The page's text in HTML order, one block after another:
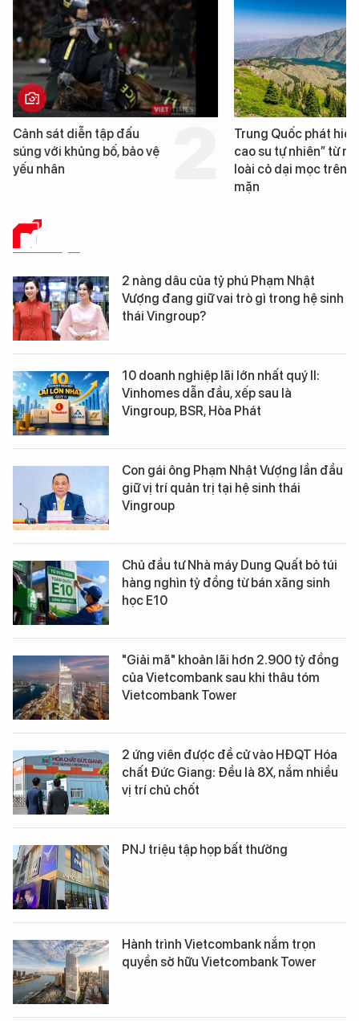
Trung Quốc phát hiện “mỏ
cao su tự nhiên” từ một
loài cỏ dại mọc trên đất
Loạt dự án bất động
Đà Nẵng sắp bị kiểm
DỮ LIỆU
2 nàng dâu của tỷ phú Phạm Nhật
Vượng đang giữ vai trò gì trong hệ sinh
thái Vingroup?
10 doanh nghiệp lãi lớn nhất quý II:
Vinhomes dẫn đầu, xếp sau là
Vingroup, BSR, Hòa Phát
Con gái ông Phạm Nhật Vượng lần đầu
giữ vị trí quản trị tại hệ sinh thái
Vingroup
Chủ đầu tư Nhà máy Dung Quất bỏ túi
hàng nghìn tỷ đồng từ bán xăng sinh
học E10
"Giải mã" khoản lãi hơn 2.900 tỷ đồng
của Vietcombank sau khi thâu tóm
Vietcombank Tower
2 ứng viên được đề cử vào HĐQT Hóa
chất Đức Giang: Đều là 8X, nắm nhiều
vị trí chủ chốt
PNJ triệu tập họp bất thường
Hành trình Vietcombank nắm trọn
quyền sở hữu Vietcombank Tower